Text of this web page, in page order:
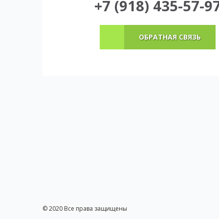
+7 (918) 435-57-
ОБРАТНАЯ СВЯЗЬ
© 2020 Все права защищены